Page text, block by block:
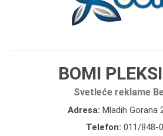
BOMI
Svetleće reklame
Adresa: Mladih Gorana
Telefon: 011/848-